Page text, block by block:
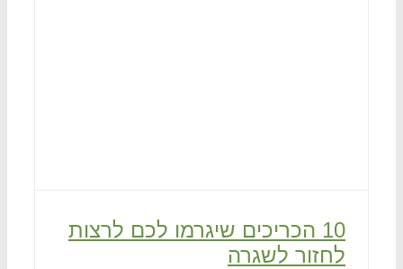
10 הכריכים שיגרמו לכם לרצות
לחזור לשגרה